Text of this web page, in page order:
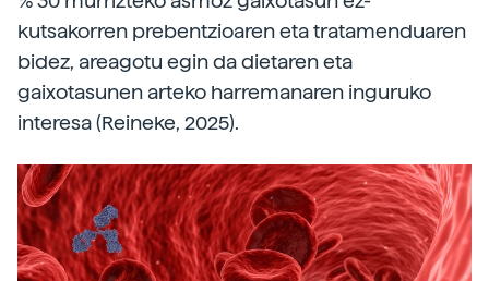
kutsakorren prebentzioaren eta tratamenduaren
bidez, areagotu egin da dietaren eta
gaixotasunen arteko harremanaren inguruko
interesa (Reineke, 2025).